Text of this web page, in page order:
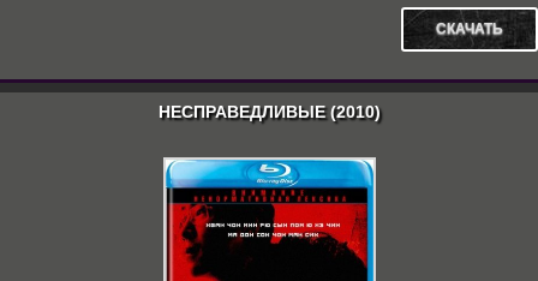
СКАЧАТЬ
НЕСПРАВЕДЛИВЫЕ (2010)